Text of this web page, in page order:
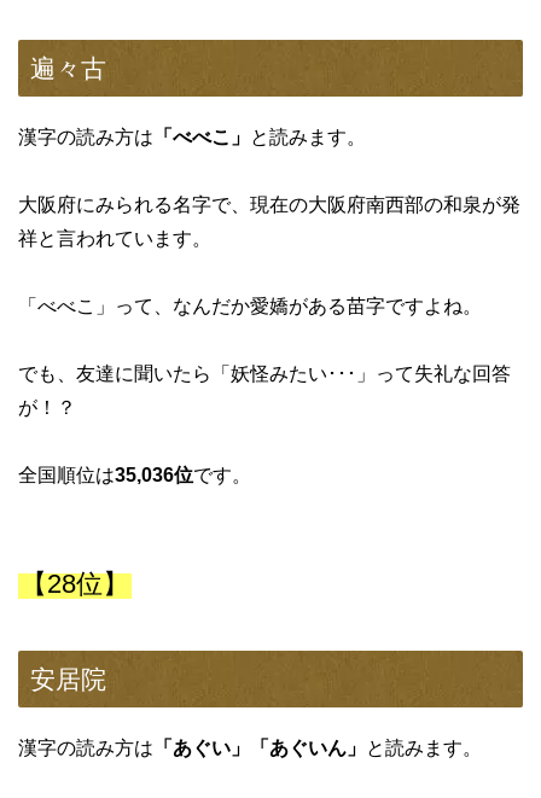
遍々古
漢字の読み方は 「べべこ」 と読みます。
大阪府にみられる名字で、現在の大阪府南西部の和泉が発
祥と言われています。
「べべこ」って、なんだか愛嬌がある苗字ですよね。
でも、友達に聞いたら「妖怪みたい･･･」って失礼な回答
が！？
全国順位は35,036位です。
【28位】
安居院
漢字の読み方は 「あぐい」「あぐいん」 と読みます。